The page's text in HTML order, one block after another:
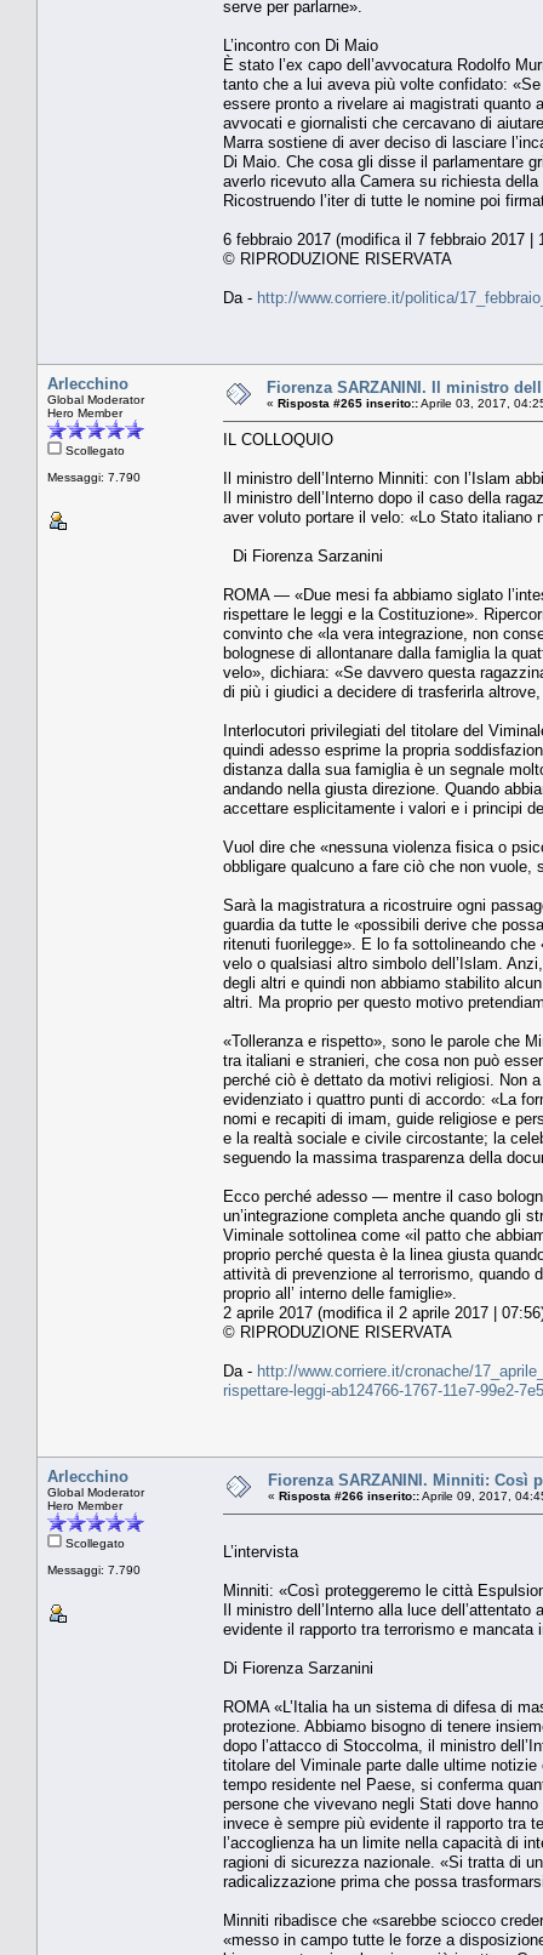
serve per parlarne».
L’incontro con Di Maio
È stato l’ex capo dell’avvocatura Rodolfo
tanto che a lui aveva più volte confidato:
essere pronto a rivelare ai magistrati quanto
avvocati e giornalisti che cercavano di
Marra sostiene di aver deciso di lasciare
Di Maio. Che cosa gli disse il parlamentare
averlo ricevuto alla Camera su richiesta
Ricostruendo l’iter di tutte le nomine poi
6 febbraio 2017 (modifica il 7 febbraio 2017 |
© RIPRODUZIONE RISERVATA
Da - http://www.corriere.it/politica/
Arlecchino
Global Moderator
Hero Member
Scollegato
Messaggi: 7.790
Fiorenza SARZANINI. Il ministro
« Risposta #265 inserito::Aprile 03, 2017,
IL COLLOQUIO
Il ministro dell’Interno Minniti: con l’Islam
Il ministro dell’Interno dopo il caso della
aver voluto portare il velo: «Lo Stato italiano
Di Fiorenza Sarzanini
ROMA — «Due mesi fa abbiamo siglato
rispettare le leggi e la Costituzione».
convinto che «la vera integrazione, non
bolognese di allontanare dalla famiglia la
velo», dichiara: «Se davvero questa
di più i giudici a decidere di trasferirla
Interlocutori privilegiati del titolare del
quindi adesso esprime la propria
distanza dalla sua famiglia è un segnale
andando nella giusta direzione. Quando
accettare esplicitamente i valori e i principi
Vuol dire che «nessuna violenza fisica o
obbligare qualcuno a fare ciò che non
Sarà la magistratura a ricostruire ogni
guardia da tutte le «possibili derive che
ritenuti fuorilegge». E lo fa sottolineando
velo o qualsiasi altro simbolo dell’Islam.
degli altri e quindi non abbiamo stabilito
altri. Ma proprio per questo motivo
«Tolleranza e rispetto», sono le parole che
tra italiani e stranieri, che cosa non può
perché ciò è dettato da motivi religiosi. Non
evidenziato i quattro punti di accordo: «La
nomi e recapiti di imam, guide religiose e
e la realtà sociale e civile circostante; la
seguendo la massima trasparenza della
Ecco perché adesso — mentre il caso
un’integrazione completa anche quando gli
Viminale sottolinea come «il patto che
proprio perché questa è la linea giusta
attività di prevenzione al terrorismo, quando
proprio all’ interno delle famiglie».
2 aprile 2017 (modifica il 2 aprile 2017 |
© RIPRODUZIONE RISERVATA
Da - http://www.corriere.it/cronache/
rispettare-leggi-ab124766-1767-11e7-99e2-
Arlecchino
Global Moderator
Hero Member
Scollegato
Messaggi: 7.790
Fiorenza SARZANINI. Minniti: Così
« Risposta #266 inserito::Aprile 09, 2017,
L’intervista
Minniti: «Così proteggeremo le città
Il ministro dell’Interno alla luce
evidente il rapporto tra terrorismo e mancata
Di Fiorenza Sarzanini
ROMA «L’Italia ha un sistema di difesa di
protezione. Abbiamo bisogno di tenere
dopo l’attacco di Stoccolma, il ministro
titolare del Viminale parte dalle ultime
tempo residente nel Paese, si conferma
persone che vivevano negli Stati dove
invece è sempre più evidente il rapporto tra
l’accoglienza ha un limite nella capacità di
ragioni di sicurezza nazionale. «Si tratta di
radicalizzazione prima che possa
Minniti ribadisce che «sarebbe sciocco
«messo in campo tutte le forze a